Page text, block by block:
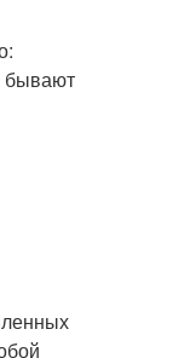
бывают